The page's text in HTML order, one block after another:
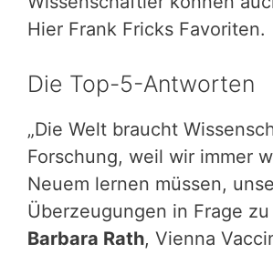
Hier Frank Fricks Favoriten.
Die Top-5-Antworten
„Die Welt braucht
Forschung, weil wir immer
Neuem lernen müssen,
Überzeugungen in Frage
Barbara Rath, Vienna